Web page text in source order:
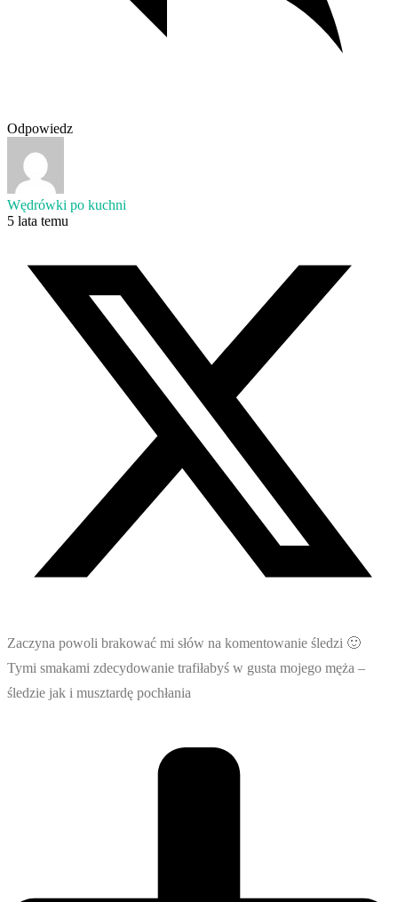
Odpowiedz
Wędrówki po kuchni
5 lata temu
Zaczyna powoli brakować mi słów na komentowanie śledzi 🙂
Tymi smakami zdecydowanie trafiłabyś w gusta mojego męża –
śledzie jak i musztardę pochłania